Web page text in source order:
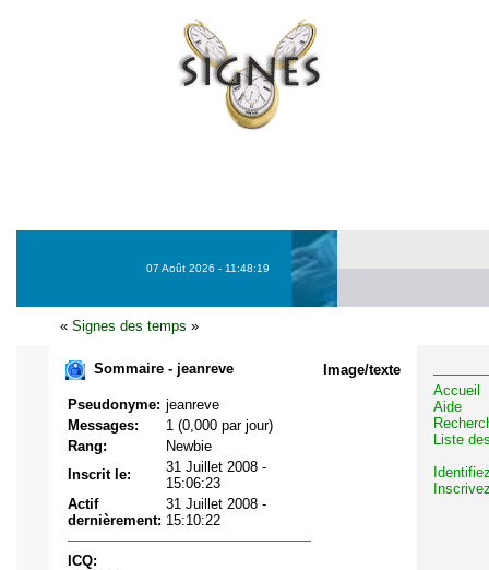
07 Août 2026 - 11:48:19
« Signes des temps »
Sommaire - jeanreve Image/texte
Pseudonyme: jeanreve
Messages:
1 (0,000 par jour)
Rang:
Newbie
Inscrit le:
31 Juillet 2008 -
15:06:23
Actif
dernièrement:
31 Juillet 2008 -
15:10:22
ICQ:
Accueil
Aide
Liste